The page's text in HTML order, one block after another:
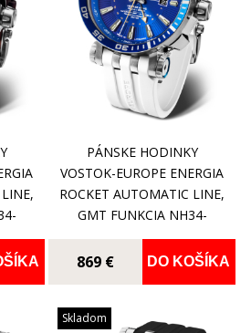
PÁNSKE HODINKY
VOSTOK-EUROPE ENERGIA
ROCKET AUTOMATIC LINE,
GMT FUNKCIA NH34-
575A716WS
869 € DO KOŠÍKA
Skladom